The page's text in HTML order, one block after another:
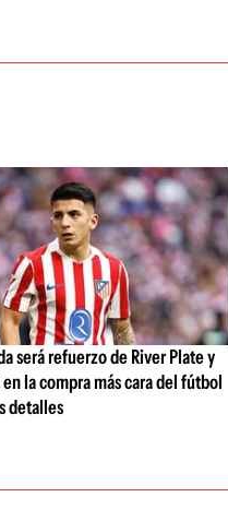
será refuerzo de River Plate y
la compra más cara del fútbol
detalles